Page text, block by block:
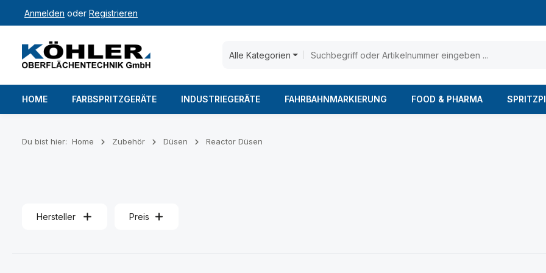
Hauptinhalt springen
Zur Suche springen
Zur Hauptnavigation springen
Anmelden oder Registrieren
Alle Kategorien
HOME FARBSPRITZGERÄTE INDUSTRIEGERÄTE FAHRBAHNMARKIERUNG FOOD & PHARMA
Du bist hier: Home Zubehör Düsen Reactor Düsen
Hersteller Preis